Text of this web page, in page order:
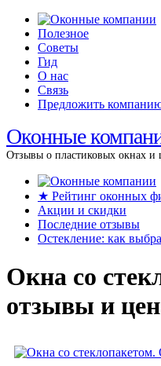
Полезное
Советы
Гид
О нас
Связь
Предложить
Оконные
Отзывы о пластиковых окнах
★ Рейтинг оконных
Акции и скидки
Последние отзывы
Остекление: как
Окна со
отзывы и